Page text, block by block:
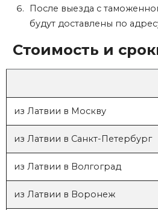
После выезда с
будут доставлены по
Стоимость и
из Латвии в Москву
из Латвии в Санкт-Петербург
из Латвии в Волгоград
из Латвии в Воронеж